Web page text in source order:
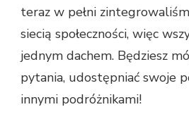
teraz w pełni
siecią społeczności, więc
jednym dachem. Będziesz
pytania, udostępniać swoje
innymi podróżnikami!